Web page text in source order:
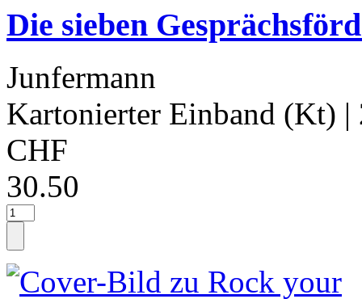
Die sieben
Junfermann
Kartonierter Einband (Kt) |
CHF
30.50